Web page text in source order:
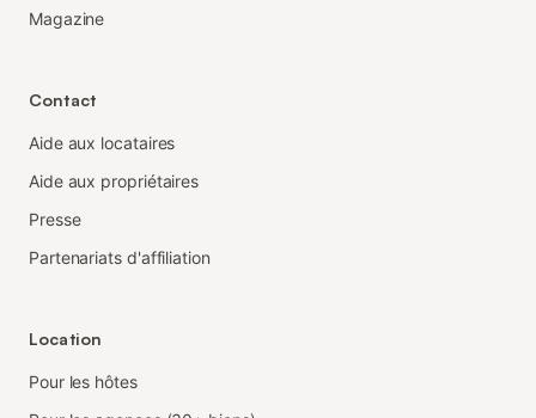
Magazine
Contact
Aide aux locataires
Aide aux propriétaires
Presse
Partenariats d'affiliation
Location
Pour les hôtes